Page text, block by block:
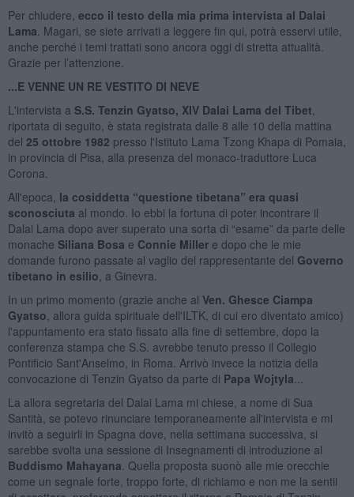
Per chiudere, ecco il testo della mia prima intervista al Dalai
Lama . Magari, se siete arrivati a leggere fin qui, potrà esservi utile,
anche perché i temi trattati sono ancora oggi di stretta attualità.
Grazie per l’attenzione.
...E VENNE UN RE VESTITO DI NEVE
L'intervista a S.S. Tenzin Gyatso, XIV Dalai Lama del Tibet
riportata di seguito, è stata registrata dalle 8 alle 10 della mattina
del 25 ottobre 1982 presso l'Istituto Lama Tzong Khapa di Pomaia,
in provincia di Pisa, alla presenza del monaco-traduttore Luca
Corona.
All'epoca, la cosiddetta “questione tibetana” era quasi
sconosciuta al mondo. Io ebbi la fortuna di poter incontrare il
Dalai Lama dopo aver superato una sorta di “esame” da parte delle
monache Siliana Bosa e Connie Millere dopo che le mie
domande furono passate al vaglio del rappresentante del Governo
tibetano in esilio , a Ginevra.
In un primo momento (grazie anche al Ven. Ghesce Ciampa
Gyatso , allora guida spirituale dell'ILTK, di cui ero diventato amico)
l'appuntamento era stato fissato alla fine di settembre, dopo la
conferenza stampa che S.S. avrebbe tenuto presso il Collegio
Pontificio Sant'Anselmo, in Roma. Arrivò invece la notizia della
convocazione di Tenzin Gyatso da parte di Papa Wojtyla
La allora segretaria del Dalai Lama mi chiese, a nome di Sua
Santità, se potevo rinunciare temporaneamente all'intervista e mi
invitò a seguirli in Spagna dove, nella settimana successiva, si
sarebbe svolta una sessione di Insegnamenti di introduzione al
Buddismo Mahayana . Quella proposta suonò alle mie orecchie
come un segnale forte, troppo forte, di richiamo e non me la sentii